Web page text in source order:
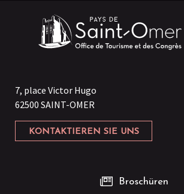
7, place Victor Hugo
62500 SAINT-OMER
KONTAKTIEREN SIE UNS
Broschüren